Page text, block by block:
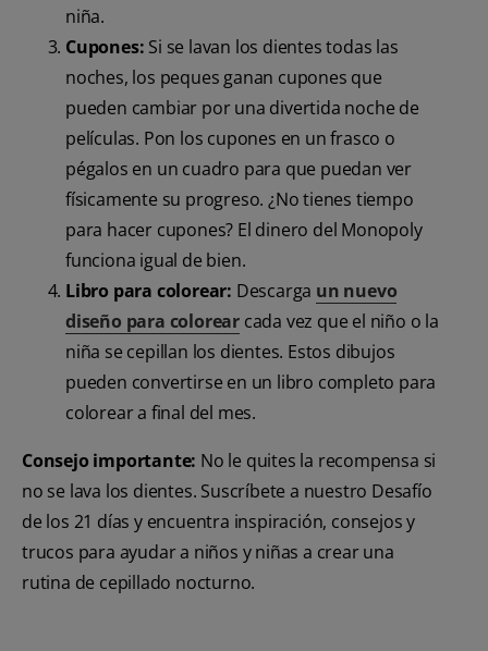
niña.
Cupones: Si se lavan los dientes todas las
noches, los peques ganan cupones que
pueden cambiar por una divertida noche de
películas. Pon los cupones en un frasco o
pégalos en un cuadro para que puedan ver
físicamente su progreso. ¿No tienes tiempo
para hacer cupones? El dinero del Monopoly
funciona igual de bien.
Libro para colorear: Descarga un nuevo
diseño para colorear cada vez que el niño o la
niña se cepillan los dientes. Estos dibujos
pueden convertirse en un libro completo para
colorear a final del mes.
Consejo importante: No le quites la recompensa si
no se lava los dientes. Suscríbete a nuestro Desafío
de los 21 días y encuentra inspiración, consejos y
trucos para ayudar a niños y niñas a crear una
rutina de cepillado nocturno.